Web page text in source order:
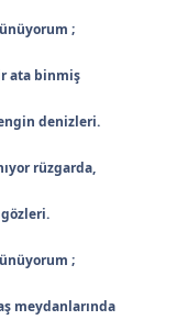
;
ata binmiş
denizleri.
rüzgarda,
gözleri.
;
meydanlarında